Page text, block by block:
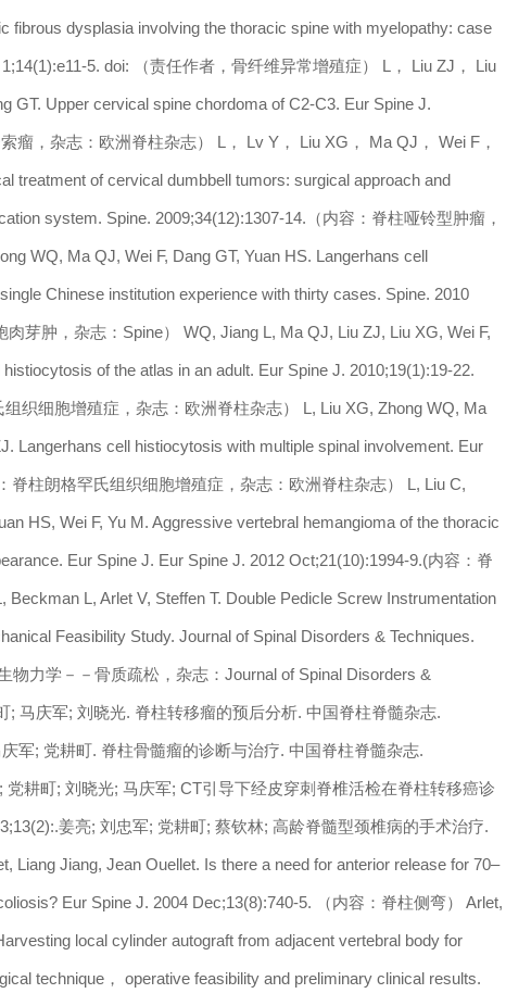
fibrous dysplasia involving the thoracic spine with myelopathy: case
5. doi: （责任作者，骨纤维异常增殖症） L， Liu ZJ， Liu
GT. Upper cervical spine chordoma of C2-C3. Eur Spine J.
瘤，杂志：欧洲脊柱杂志） L， Lv Y， Liu XG， Ma QJ， Wei F，
treatment of cervical dumbbell tumors: surgical approach and
system. Spine. 2009;34(12):1307-14.（内容：脊柱哑铃型肿瘤，
WQ, Ma QJ, Wei F, Dang GT, Yuan HS. Langerhans cell
Chinese institution experience with thirty cases. Spine. 2010
芽肿，杂志：Spine） WQ, Jiang L, Ma QJ, Liu ZJ, Liu XG, Wei F,
of the atlas in an adult. Eur Spine J. 2010;19(1):19-22.
组织细胞增殖症，杂志：欧洲脊柱杂志） L, Liu XG, Zhong WQ, Ma
Langerhans cell histiocytosis with multiple spinal involvement. Eur
脊柱朗格罕氏组织细胞增殖症，杂志：欧洲脊柱杂志） L, Liu C,
HS, Wei F, Yu M. Aggressive vertebral hemangioma of the thoracic
Eur Spine J. Eur Spine J. 2012 Oct;21(10):1994-9.(内容：脊
L, Arlet V, Steffen T. Double Pedicle Screw Instrumentation
Feasibility Study. Journal of Spinal Disorders & Techniques.
物力学－－骨质疏松，杂志：Journal of Spinal Disorders &
; 马庆军; 刘晓光. 脊柱转移瘤的预后分析. 中国脊柱脊髓杂志.
军; 党耕町. 脊柱骨髓瘤的诊断与治疗. 中国脊柱脊髓杂志.
党耕町; 刘晓光; 马庆军; CT引导下经皮穿刺脊椎活检在脊柱转移癌诊
姜亮; 刘忠军; 党耕町; 蔡钦林; 高龄脊髓型颈椎病的手术治疗.
Liang Jiang, Jean Ouellet. Is there a need for anterior release for 70–
Eur Spine J. 2004 Dec;13(8):740-5. （内容：脊柱侧弯） Arlet,
local cylinder autograft from adjacent vertebral body for
technique， operative feasibility and preliminary clinical results.